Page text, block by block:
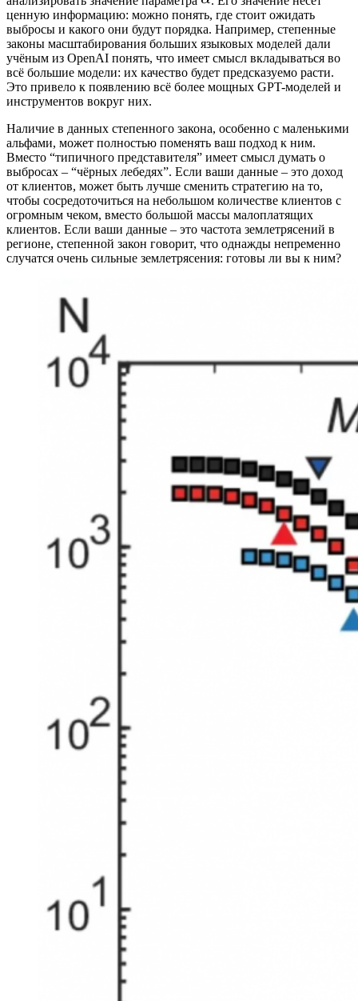
ценную информацию: можно понять, где стоит ожидать
выбросы и какого они будут порядка. Например, степенные
законы масштабирования больших языковых моделей дали
учёным из OpenAI понять, что имеет смысл вкладываться во
всё большие модели: их качество будет предсказуемо расти.
Это привело к появлению всё более мощных GPT-моделей и
инструментов вокруг них.
Наличие в данных степенного закона, особенно с маленькими
альфами, может полностью поменять ваш подход к ним.
Вместо “типичного представителя” имеет смысл думать о
выбросах – “чёрных лебедях”. Если ваши данные – это доход
от клиентов, может быть лучше сменить стратегию на то,
чтобы сосредоточиться на небольшом количестве клиентов с
огромным чеком, вместо большой массы малоплатящих
клиентов. Если ваши данные – это частота землетрясений в
регионе, степенной закон говорит, что однажды непременно
случатся очень сильные землетрясения: готовы ли вы к ним?